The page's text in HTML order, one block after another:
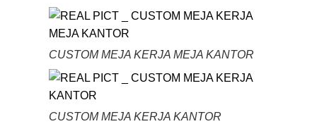
CUSTOM MEJA KERJA MEJA KANTOR
CUSTOM MEJA KERJA KANTOR